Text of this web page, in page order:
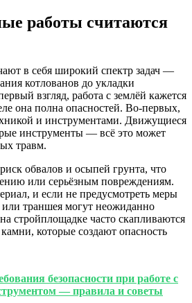
работы считаются
в себя широкий спектр задач —
котлованов до укладки
взгляд, работа с землёй кажется
она полна опасностей. Во-первых,
и инструментами. Движущиеся
инструменты — всё это может
травм.
обвалов и осыпей грунта, что
или серьёзным повреждениям.
и если не предусмотреть меры
или траншея могут неожиданно
стройплощадке часто скапливаются
которые создают опасность
безопасности при работе с
— правила и советы